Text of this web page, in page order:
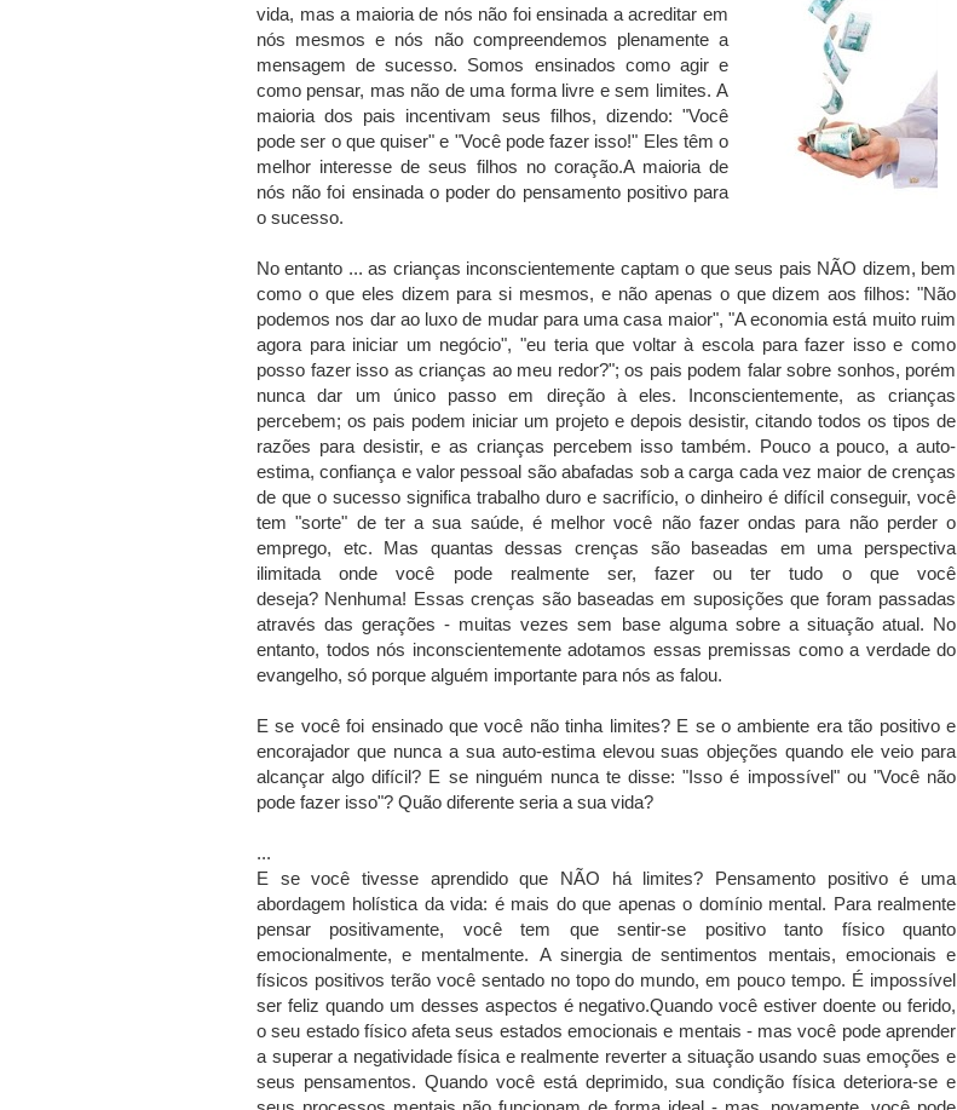
vida, mas a maioria de nós não foi ensinada a acreditar em
nós mesmos e nós não compreendemos plenamente a
mensagem de sucesso. Somos ensinados como agir e
como pensar, mas não de uma forma livre e sem limites. A
maioria dos pais incentivam seus filhos, dizendo: "Você
pode ser o que quiser" e "Você pode fazer isso!" Eles têm o
melhor interesse de seus filhos no coração.A maioria de
nós não foi ensinada o poder do pensamento positivo para
o sucesso.
No entanto ... as crianças inconscientemente captam o que seus pais NÃO dizem, bem
como o que eles dizem para si mesmos, e não apenas o que dizem aos filhos: "Não
podemos nos dar ao luxo de mudar para uma casa maior", "A economia está muito ruim
agora para iniciar um negócio", "eu teria que voltar à escola para fazer isso e como
posso fazer isso as crianças ao meu redor?"; os pais podem falar sobre sonhos, porém
nunca dar um único passo em direção àeles. Inconscientemente, as crianças
percebem; os pais podem iniciar um projeto e depois desistir, citando todos os tipos de
razões para desistir, e as crianças percebem isso também. Pouco a pouco, a auto-
estima, confiança e valor pessoal são abafadas sob a carga cada vez maior de crenças
de que o sucesso significa trabalho duro e sacrifício, o dinheiro é difícil conseguir, você
tem "sorte" de ter a sua saúde, é melhor você não fazer ondas para não perder o
emprego, etc. Mas quantas dessas crenças são baseadas em uma perspectiva
ilimitada onde você pode realmente ser, fazer ou ter tudo o que você
deseja? Nenhuma! Essas crenças são baseadas em suposições que foram passadas
através das gerações - muitas vezes sem base alguma sobre a situação atual. No
entanto, todos nós inconscientemente adotamos essas premissas como a verdade do
evangelho, só porque alguém importante para nós as falou.
E se você foi ensinado que você não tinha limites? E se o ambiente era tão positivo e
encorajador que nunca a sua auto-estima elevou suas objeções quando ele veio para
alcançar algo difícil? E se ninguém nunca te disse: "Isso é impossível" ou "Você não
pode fazer isso"? Quão diferente seria a sua vida?
...
E se você tivesse aprendido que NÃO há limites? Pensamento positivo é uma
abordagem holística da vida: é mais do que apenas o domínio mental. Para realmente
pensar positivamente, você tem que sentir-se positivo tanto físico quanto
emocionalmente, e mentalmente. A sinergia de sentimentos mentais, emocionais e
físicos positivos terão você sentado no topo do mundo, em pouco tempo. É impossível
ser feliz quando um desses aspectos é negativo.Quando você estiver doente ou ferido,
o seu estado físico afeta seus estados emocionais e mentais - mas você pode aprender
a superar a negatividade física e realmente reverter a situação usando suas emoções e
seus pensamentos. Quando você está deprimido, sua condição física deteriora-se e